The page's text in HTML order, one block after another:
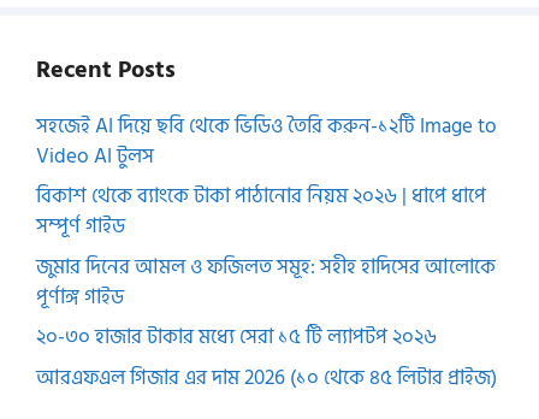
Recent Posts
সহজেই AI দিয়ে ছবি থেকে ভিডিও তৈরি করুন-১২টি Image to
Video AI টুলস
বিকাশ থেকে ব্যাংকে টাকা পাঠানোর নিয়ম ২০২৬ | ধাপে ধাপে
সম্পূর্ণ গাইড
জুমার দিনের আমল ও ফজিলত সমূহ: সহীহ হাদিসের আলোকে
পূর্ণাঙ্গ গাইড
২০-৩০ হাজার টাকার মধ্যে সেরা ১৫ টি ল্যাপটপ ২০২৬
আরএফএল গিজার এর দাম 2026 (১০ থেকে ৪৫ লিটার প্রাইজ)